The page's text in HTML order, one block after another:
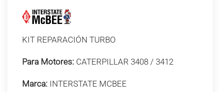
KIT REPARACIÓN TURBO
Para Motores: CATERPILLAR 3408 / 3412
Marca: INTERSTATE MCBEE